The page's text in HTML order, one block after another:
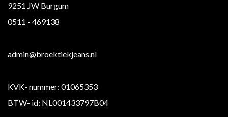
9251 JW Burgum
0511 - 469138
admin@broektiekjeans.nl
KVK- nummer: 01065353
BTW- id: NL001433797B04